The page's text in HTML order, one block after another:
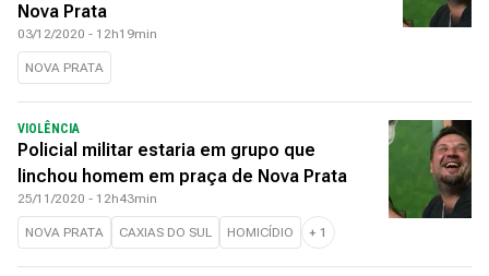
Nova Prata
03/12/2020 - 12h19min
NOVA PRATA
VIOLÊNCIA
Policial militar estaria em grupo que
linchou homem em praça de Nova Prata
25/11/2020 - 12h43min
NOVA PRATA CAXIAS DO SUL HOMICÍDIO + 1